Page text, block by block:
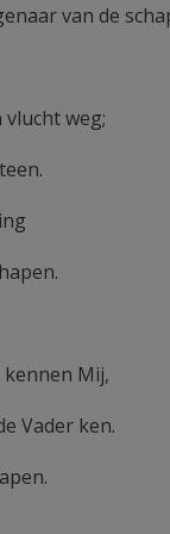
van de
vlucht weg;
Mij,
Vader ken.